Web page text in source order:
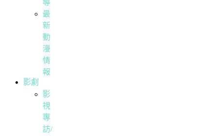
導
最
新
動
漫
情
報
影劇
影
視
專
訪/